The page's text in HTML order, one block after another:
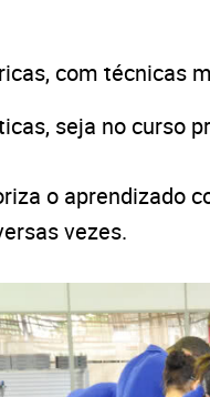
com técnicas
seja no curso
o aprendizado
vezes.